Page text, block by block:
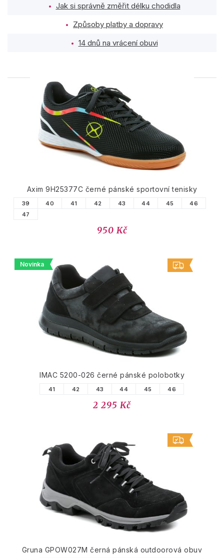
Jak si správně změřit délku chodidla
Způsoby platby a dopravy
14 dnů na vrácení obuvi
PODOBNÉ PRODUKTY
Axim 9H25377C černé pánské sportovní tenisky
39 40 41 42 43 44 45
46
47
950 Kč
Novinka
IMAC 5200-026 černé pánské polobotky
41 42 43 44 45 46
2 295 Kč
Gruna GPOW027M černá pánská outdoorová obuv